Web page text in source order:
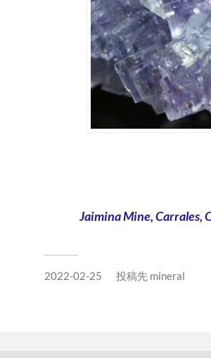
Jaimina Mine, Carrales,
2022-02-25 投稿先 mineral